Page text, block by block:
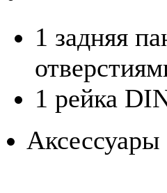
1 задняя
1 рейка
Аксессуары